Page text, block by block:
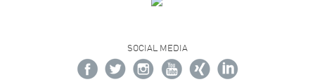
SOCIAL MEDIA